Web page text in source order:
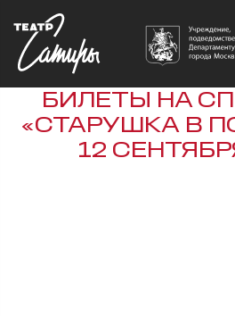
БИЛЕТЫ НА
«СТАРУШКА В
12